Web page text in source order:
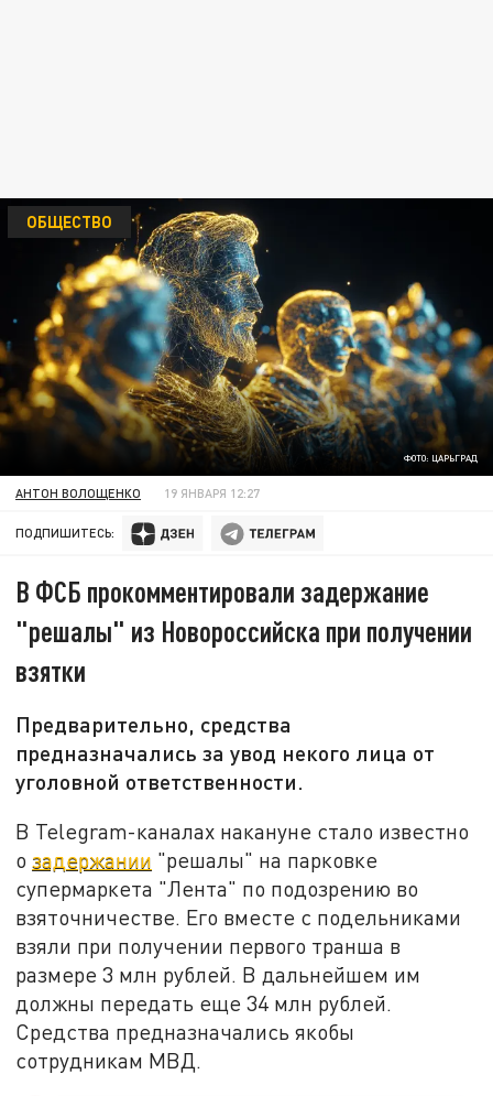
ФОТО: ЦАРЬГРАД
ОБЩЕСТВО
АНТОН ВОЛОЩЕНКО 19 ЯНВАРЯ 12:27
ПОДПИШИТЕСЬ:
В ФСБ прокомментировали задержание
"решалы" из Новороссийска при получении
взятки
Предварительно, средства
предназначались за увод некого лица от
уголовной ответственности.
В Telegram-каналах накануне стало известно
озадержании "решалы" на парковке
супермаркета "Лента" по подозрению во
взяточничестве. Его вместе с подельниками
взяли при получении первого транша в
размере 3 млн рублей. В дальнейшем им
должны передать еще 34 млн рублей.
Средства предназначались якобы
сотрудникам МВД.